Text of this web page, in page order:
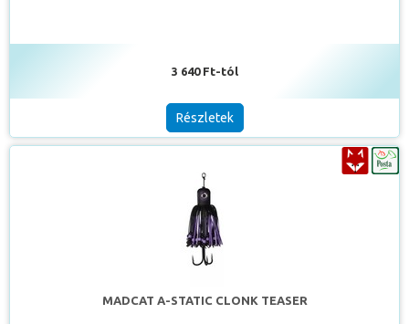
3 640 Ft-tól
Részletek
MADCAT A-STATIC CLONK TEASER